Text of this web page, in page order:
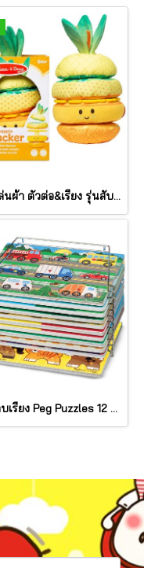
ของเล่นผ้า ตัวต่อ&เรียง รุ่นสับปะรด เขย่ามีเสียง Pineapple Stacker รุ่น 30743 ยี่ห้อ Melissa & Doug
ชั้นเก็บเรียง Peg Puzzles 12 แผ่น Wire Puzzle-Storage Rack รุ่น 1018 ยี่ห้อ Melissa & Doug (นำเข้า USA)